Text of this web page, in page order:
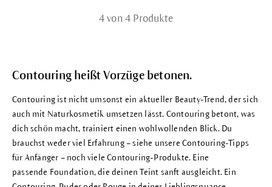
4 von 4 Produkte
Contouring heißt Vorzüge betonen.
Contouring ist nicht umsonst ein aktueller Beauty-Trend, der sich
auch mit Naturkosmetik umsetzen lässt. Contouring betont, was
dich schön macht, trainiert einen wohlwollenden Blick. Du
brauchst weder viel Erfahrung – siehe unsere Contouring-Tipps
für Anfänger – noch viele Contouring-Produkte. Eine
passende Foundation, die deinenTeint sanft ausgleicht. Ein